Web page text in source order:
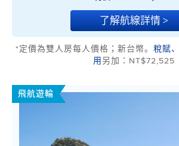
了解航線詳情 >
*定價為雙人房每人價格；新台幣。 稅賦
用 另加：NT$72,525
飛航遊輪